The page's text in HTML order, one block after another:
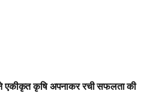
एकीकृत कृषि अपनाकर रची सफलता की